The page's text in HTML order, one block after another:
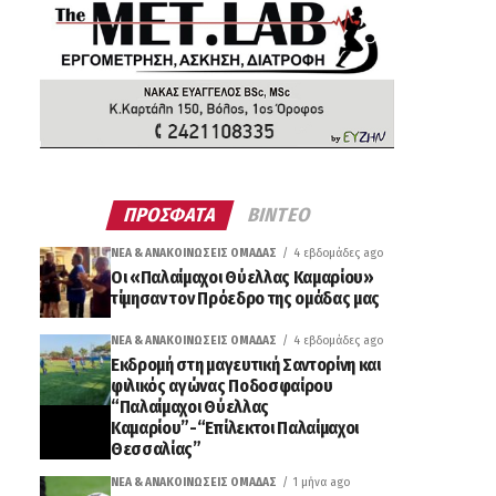
ΠΡΟΣΦΑΤΑ ΒΙΝΤΕΟ
ΝΈΑ & ΑΝΑΚΟΙΝΏΣΕΙΣ ΟΜΆΔΑΣ 4 εβδομάδες ago
Οι «Παλαίμαχοι Θύελλας Καμαρίου»
τίμησαν τον Πρόεδρο της ομάδας μας
ΝΈΑ & ΑΝΑΚΟΙΝΏΣΕΙΣ ΟΜΆΔΑΣ 4 εβδομάδες ago
Εκδρομή στη μαγευτική Σαντορίνη και
φιλικός αγώνας Ποδοσφαίρου
“Παλαίμαχοι Θύελλας
Καμαρίου”-“Επίλεκτοι Παλαίμαχοι
Θεσσαλίας”
ΝΈΑ & ΑΝΑΚΟΙΝΏΣΕΙΣ ΟΜΆΔΑΣ 1 μήνα ago